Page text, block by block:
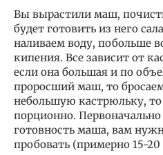
Вы вырастили маш,
будет готовить из него
наливаем воду, побольше
кипения. Все зависит от
если она большая и по
проросший маш, то
небольшую кастрюльку,
порционно.
готовность маша, вам
пробовать (примерно 15-